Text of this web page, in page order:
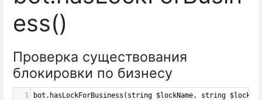
ess()
Проверка существования
блокировки по бизнесу
1 bot.hasLockForBusiness(string $lockName, string